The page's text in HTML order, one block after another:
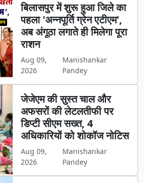
बिलासपुर में शुरू हुआ जिले का
पहला 'अन्नपूर्ति ग्रेन एटीएम',
अब अंगूठा लगाते ही मिलेगा पूरा
राशन
Aug 09,
2026
Manishankar
Pandey
जेजेएम की सुस्त चाल और
अफसरों की लेटलतीफी पर
डिप्टी सीएम सख्त, 4
अधिकारियों को शोकॉज नोटिस
Aug 09,
2026
Manishankar
Pandey